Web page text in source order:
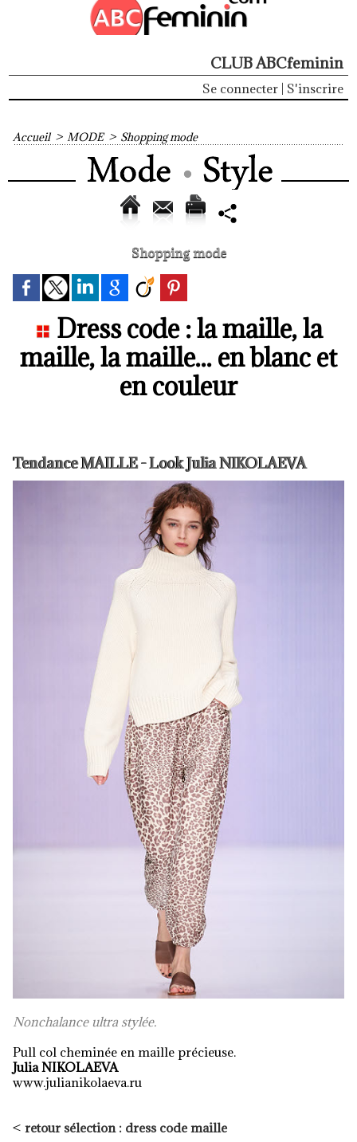
CLUB ABCfeminin
Se connecter S'inscrire
Accueil > MODE > Shopping mode
Shopping mode
Dress code : la maille, la
maille, la maille... en blanc et
en couleur
Tendance MAILLE - Look Julia NIKOLAEVA
Nonchalance ultra stylée.
Pull col cheminée en maille précieuse.
Julia NIKOLAEVA
www.julianikolaeva.ru
< retour sélection : dress code maille